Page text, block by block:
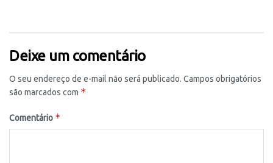
Deixe um comentário
O seu endereço de e-mail não será publicado. Campos obrigatórios
são marcados com *
Comentário *